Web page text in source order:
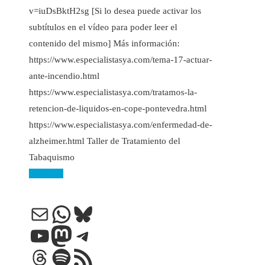
v=iuDsBktH2sg [Si lo desea puede activar los
subtítulos en el vídeo para poder leer el
contenido del mismo] Más información:
https://www.especialistasya.com/tema-17-actuar-
ante-incendio.html
https://www.especialistasya.com/tratamos-la-
retencion-de-liquidos-en-cope-pontevedra.html
https://www.especialistasya.com/enfermedad-de-
alzheimer.html Taller de Tratamiento del
Tabaquismo
Correo electrónico
WhatsApp
Bluesky
YouTube
Mastodon
Telegram
Threads
Spotify
Feed RSS